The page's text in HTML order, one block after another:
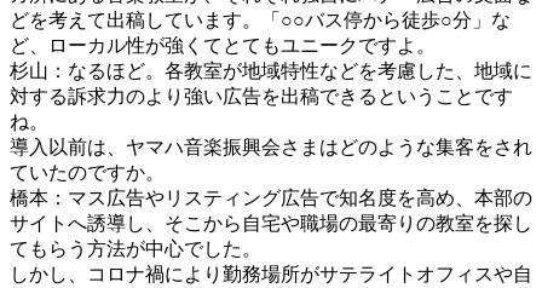
どを考えて出稿しています。「○○バス停から徒歩○分」な
ど、ローカル性が強くてとてもユニークですよ。
杉山：なるほど。各教室が地域特性などを考慮した、地域に
対する訴求力のより強い広告を出稿できるということです
ね。
導入以前は、ヤマハ音楽振興会さまはどのような集客をされ
ていたのですか。
橋本：マス広告やリスティング広告で知名度を高め、本部の
サイトへ誘導し、そこから自宅や職場の最寄りの教室を探し
てもらう方法が中心でした。
しかし、コロナ禍により勤務場所がサテライトオフィスや自